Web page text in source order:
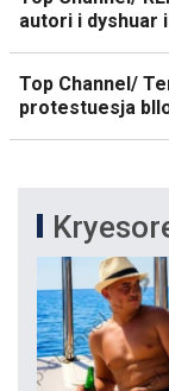
autori i dyshuar
Top Channel/
protestuesja